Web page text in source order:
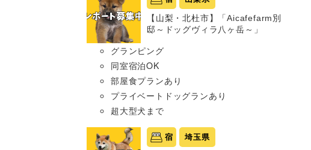
【山梨・北杜市】「Aicafefarm別
邸～ドッグヴィラ八ヶ岳～」
グランピング
同室宿泊OK
部屋食プランあり
プライベートドッグランあり
超大型犬まで
宿 埼玉県